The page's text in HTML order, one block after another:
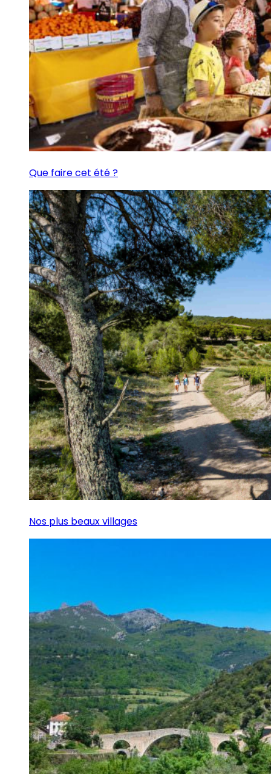
Que faire cet été ?
Nos plus beaux villages